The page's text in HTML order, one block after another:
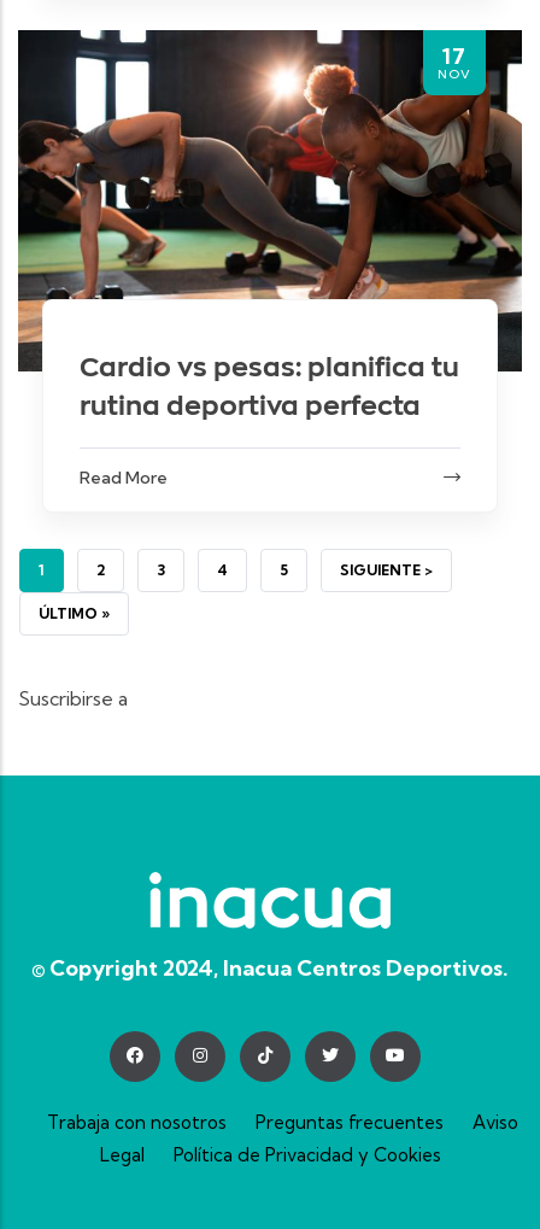
17
NOV
Cardio vs pesas: planifica tu
rutina deportiva perfecta
Read More
PÁGINA ACTUAL
1 PÁGINA
2 PÁGINA
3 PÁGINA
4 PÁGINA
5 SIGUIENTE PÁGINA
SIGUIENTE >
ÚLTIMA PÁGINA
ÚLTIMO »
Suscribirse a
© Copyright 2024, Inacua Centros Deportivos.
Trabaja con nosotros Preguntas frecuentes
Aviso
Legal
Política de Privacidad y Cookies